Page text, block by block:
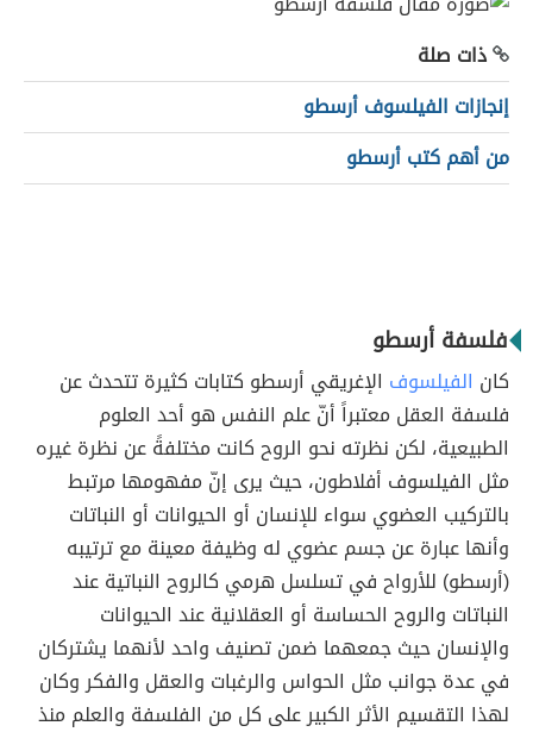
ذات صلة
إنجازات الفيلسوف أرسطو
من أهم كتب أرسطو
فلسفة أرسطو
كان الفيلسوف الإغريقي أرسطو كتابات كثيرة تتحدث عن
فلسفة العقل معتبراً أنّ علم النفس هو أحد العلوم
الطبيعية، لكن نظرته نحو الروح كانت مختلفةً عن نظرة غيره
مثل الفيلسوف أفلاطون، حيث يرى إنّ مفهومها مرتبط
بالتركيب العضوي سواء للإنسان أو الحيوانات أو النباتات
وأنها عبارة عن جسم عضوي له وظيفة معينة مع ترتيبه
(أرسطو) للأرواح في تسلسل هرمي كالروح النباتية عند
النباتات والروح الحساسة أو العقلانية عند الحيوانات
والإنسان حيث جمعهما ضمن تصنيف واحد لأنهما يشتركان
في عدة جوانب مثل الحواس والرغبات والعقل والفكر وكان
لهذا التقسيم الأثر الكبير على كل من الفلسفة والعلم منذ